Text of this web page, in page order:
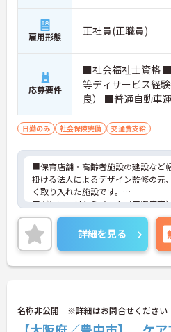
雇用形態 正社員(正職員)
応募要件
■社会福祉士資格
等ディサービス経
良） ■普通自動車
須
日勤のみ 社会保険完備 交通費支給
■保育店舗・高齢者施設の建設など
掛ける法人によるデザイン監修の元
く取り入れた施設です。
■ダンス、リトミメック（音楽療育
います。
■日曜が定休の週休2日制の勤務形態
ートを大切にしながら働くことがで
詳細を見る
名称非公開 ※詳細はお問合せください